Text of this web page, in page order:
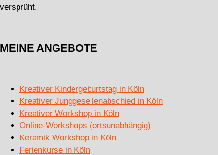
versprüht.
MEINE ANGEBOTE
Kreativer Kindergeburtstag in Köln
Kreativer Junggesellenabschied in Köln
Kreativer Workshop in Köln
Online-Workshops (ortsunabhängig)
Keramik Workshop in Köln
Ferienkurse in Köln